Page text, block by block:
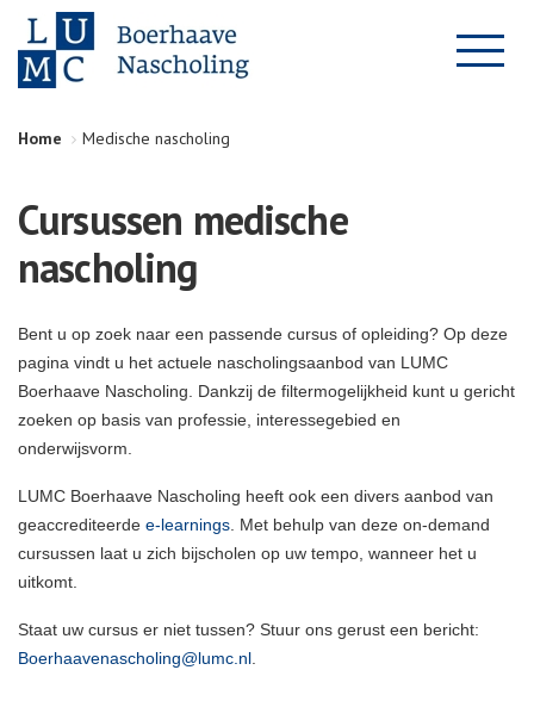
Home Medische nascholing
Cursussen medische
nascholing
Bent u op zoek naar een passende cursus of opleiding? Op deze
pagina vindt u het actuele nascholingsaanbod van LUMC
Boerhaave Nascholing. Dankzij de filtermogelijkheid kunt u gericht
zoeken op basis van professie, interessegebied en
onderwijsvorm.
LUMC Boerhaave Nascholing heeft ook een divers aanbod van
geaccrediteerde e-learnings . Met behulp van deze on-demand
cursussen laat u zich bijscholen op uw tempo, wanneer het u
uitkomt.
Staat uw cursus er niet tussen? Stuur ons gerust een bericht:
Boerhaavenascholing@lumc.nl